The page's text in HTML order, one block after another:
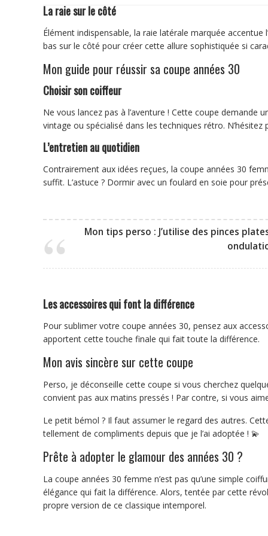
La raie sur le côté
Élément indispensable, la raie latérale marquée accentue
bas sur le côté pour créer cette allure sophistiquée si
Mon guide pour réussir sa coupe années 30
Choisir son coiffeur
Ne vous lancez pas à l’aventure ! Cette coupe demande
vintage ou spécialisé dans les techniques rétro.
L’entretien au quotidien
Contrairement aux idées reçues, la coupe années 30
suffit. L’astuce ? Dormir avec un foulard en soie pour
Mon tips perso : J’utilise des pinces
Les accessoires qui font la différence
Pour sublimer votre coupe années 30, pensez aux
apportent cette touche finale qui fait toute la différence.
Mon avis sincère sur cette coupe
Perso, je déconseille cette coupe si vous cherchez
convient pas aux matins pressés ! Par contre, si vous
Le petit bémol ? Il faut assumer le regard des autres.
tellement de compliments depuis que je l’ai adoptée ! 💫
Prête à adopter le glamour des années 30 ?
La coupe années 30 femme n’est pas qu’une simple
élégance qui fait la différence. Alors, tentée par cette
propre version de ce classique intemporel.